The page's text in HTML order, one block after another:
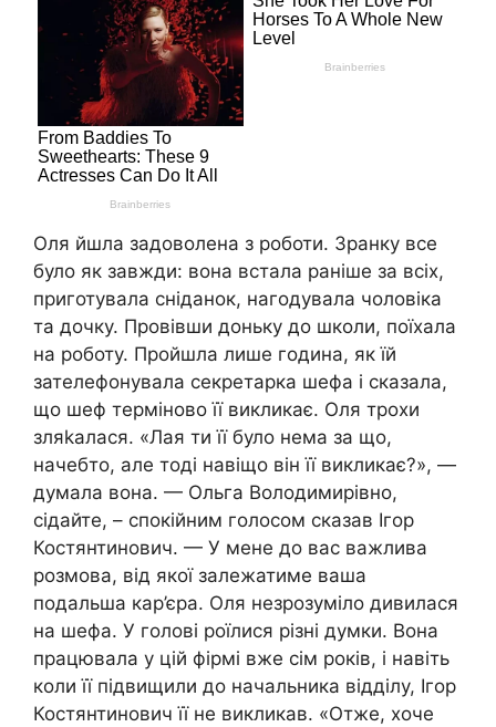
Оля йшла задоволена з роботи. Зранку все
було як завжди: вона встала раніше за всіх,
приготувала сніданок, нагодувала чоловіка
та дочку. Провівши доньку до школи, поїхала
на роботу. Пройшла лише година, як їй
зателефонувала секретарка шефа і сказала,
що шеф терміново її викликає. Оля трохи
зляkалася. «Лая ти її було нема за що,
начебто, але тоді навіщо він її викликає?», —
думала вона. — Ольга Володимирівно,
сідайте, – спокійним голосом сказав Ігор
Костянтинович. — У мене до вас важлива
розмова, від якої залежатиме ваша
подальша кар’єра. Оля незрозуміло дивилася
на шефа. У голові роїлися різні думки. Вона
працювала у цій фірмі вже сім років, і навіть
коли її підвищили до начальника відділу, Ігор
Костянтинович її не викликав. «Отже, хоче